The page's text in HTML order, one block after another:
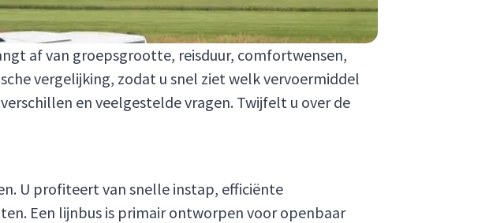
af van groepsgrootte, reisduur, comfortwensen,
vergelijking, zodat u snel ziet welk vervoermiddel
en veelgestelde vragen. Twijfelt u over de
U profiteert van snelle instap, efficiënte
Een lijnbus is primair ontworpen voor openbaar